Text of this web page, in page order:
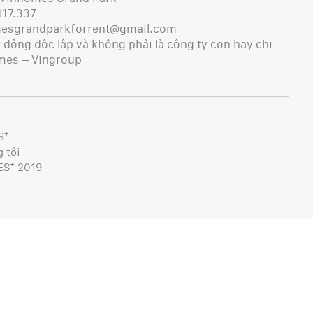
độc lập và không phải là công ty con hay chi
– Vingroup
+
tôi
+ 2019